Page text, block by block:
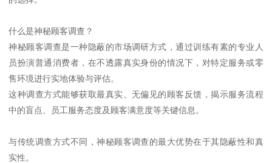
什么是神秘顾客调查？
神秘顾客调查是一种隐蔽的市场调研方式，通过训练有素的专业人
员扮演普通消费者，在不透露真实身份的情况下，对特定服务或零
售环境进行实地体验与评估。
这种调查方式能够获取最真实、无偏见的顾客反馈，揭示服务流程
中的盲点、员工服务态度及顾客满意度等关键信息。
与传统调查方式不同，神秘顾客调查的最大优势在于其隐蔽性和真
实性。